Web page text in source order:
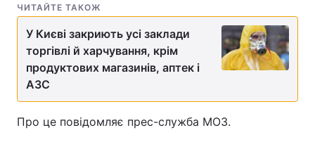
ЧИТАЙТЕ ТАКОЖ
У Києві закриють усі заклади
торгівлі й харчування, крім
продуктових магазинів, аптек і
АЗС
Про це повідомляє прес-служба МОЗ.